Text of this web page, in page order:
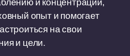
опыт и помогает
на свои
и цели.